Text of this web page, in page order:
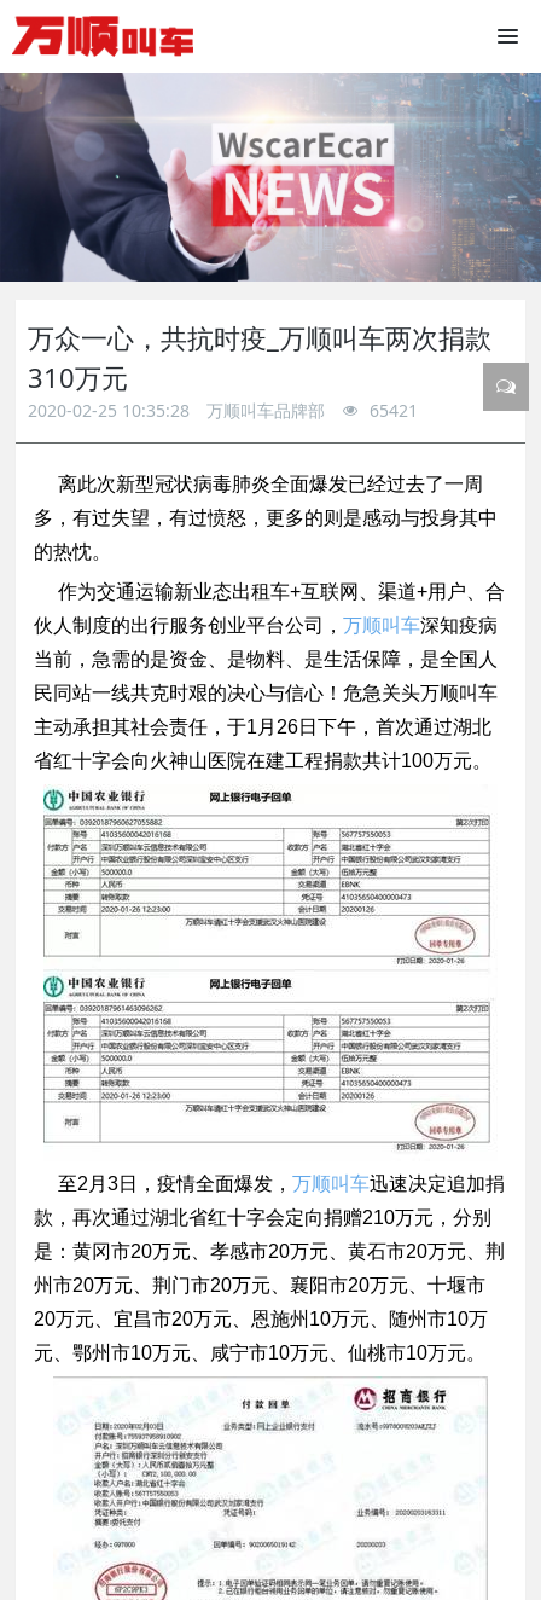
万众一心，共抗时疫_万顺叫车两次捐款
310万元
2020-02-25 10:35:28 万顺叫车品牌部 65421
离此次新型冠状病毒肺炎全面爆发已经过去了一周
多，有过失望，有过愤怒，更多的则是感动与投身其中
的热忱。
作为交通运输新业态出租车+互联网、渠道+用户、合
伙人制度的出行服务创业平台公司，万顺叫车深知疫病
当前，急需的是资金、是物料、是生活保障，是全国人
民同站一线共克时艰的决心与信心！危急关头万顺叫车
主动承担其社会责任，于1月26日下午，首次通过湖北
省红十字会向火神山医院在建工程捐款共计100万元。
至2月3日，疫情全面爆发，万顺叫车迅速决定追加捐
款，再次通过湖北省红十字会定向捐赠210万元，分别
是：黄冈市20万元、孝感市20万元、黄石市20万元、荆
州市20万元、荆门市20万元、襄阳市20万元、十堰市
20万元、宜昌市20万元、恩施州10万元、随州市10万
元、鄂州市10万元、咸宁市10万元、仙桃市10万元。